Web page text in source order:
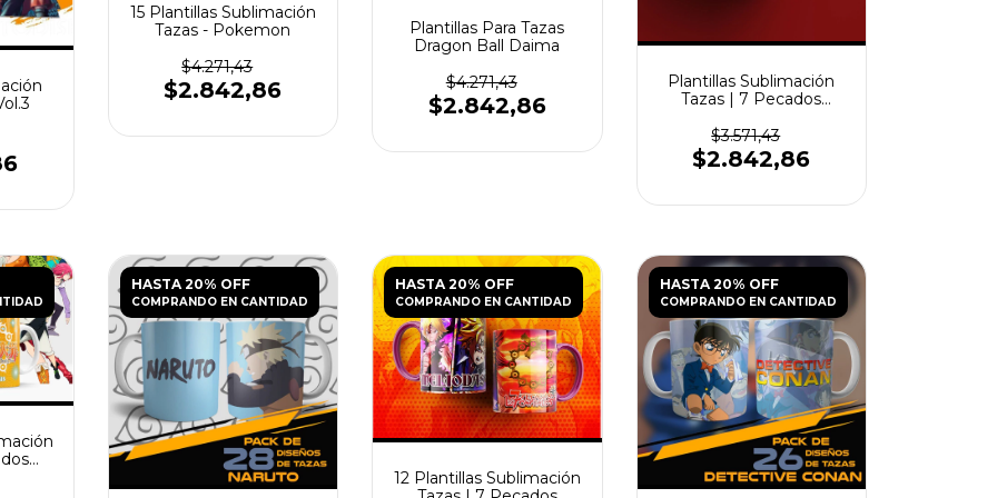
15 Plantillas Sublimación
Tazas - Pokemon
$4.271,43
$2.842,86
Plantillas Para Tazas
Dragon Ball Daima
$4.271,43
$2.842,86
Plantillas Sublimación
Tazas | 7 Pecados
$3.571,43
$2.842,86
HASTA 20% OFF
COMPRANDO EN CANTIDAD
HASTA 20% OFF
COMPRANDO EN CANTIDAD
12 Plantillas Sublimación
HASTA 20% OFF
COMPRANDO EN CANTIDAD